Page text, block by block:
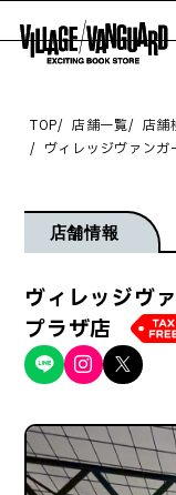
ヴ
TOP 店舗一覧 店舗
ヴィレッジヴァン
店舗情報
ヴィレッジヴ
プラザ店